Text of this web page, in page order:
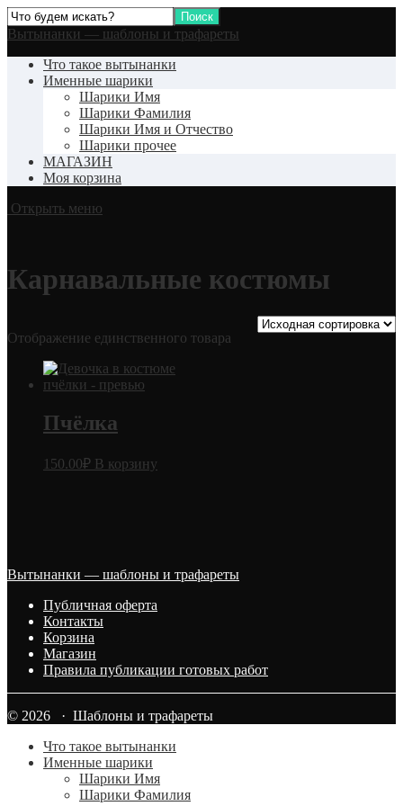
Вытынанки — шаблоны и трафареты
Что такое вытынанки
Именные шарики
Шарики Имя
Шарики Фамилия
Шарики Имя и Отчество
Шарики прочее
МАГАЗИН
Моя корзина
Открыть меню
Карнавальные костюмы
Отображение единственного товара
Пчёлка
150.00₽ В корзину
Вытынанки — шаблоны и трафареты
Публичная оферта
Контакты
Корзина
Магазин
Правила публикации готовых работ
© 2026 · Шаблоны и трафареты
Что такое вытынанки
Именные шарики
Шарики Имя
Шарики Фамилия